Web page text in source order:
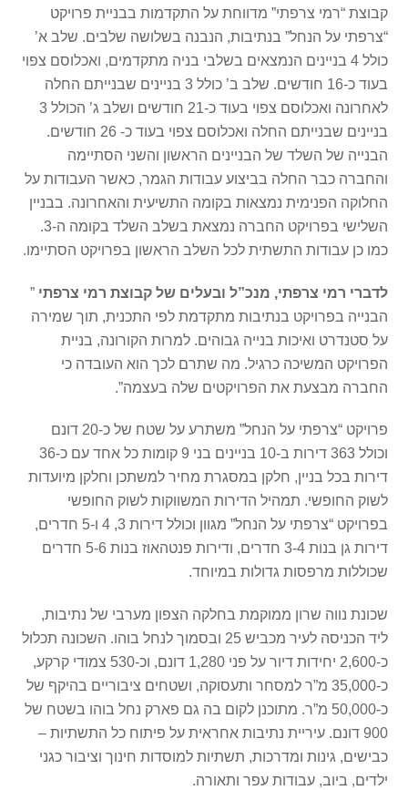
קבוצת “רמי צרפתי” מדווחת על התקדמות בבניית פרויקט
“צרפתי על הנחל” בנתיבות, הנבנה בשלושה שלבים. שלב א’
כולל 4 בניינים הנמצאים בשלבי בניה מתקדמים, ואכלוסם צפוי
בעוד כ-16 חודשים. שלב ב’ כולל 3 בניינים שבנייתם החלה
לאחרונה ואכלוסם צפוי בעוד כ-21 חודשים ושלב ג’ הכולל 3
בניינים שבנייתם החלה ואכלוסם צפוי בעוד כ- 26 חודשים.
הבנייה של השלד של הבניינים הראשון והשני הסתיימה
והחברה כבר החלה בביצוע עבודות הגמר, כאשר העבודות על
החלוקה הפנימית נמצאות בקומה התשיעית והאחרונה. בבניין
השלישי בפרויקט החברה נמצאת בשלב השלד בקומה ה-3.
כמו כן עבודות התשתית לכל השלב הראשון בפרויקט הסתיימו.
לדברי רמי צרפתי, מנכ”ל ובעלים של קבוצת רמי צרפתי ”
הבנייה בפרויקט בנתיבות מתקדמת לפי התכנית, תוך שמירה
על סטנדרט ואיכות בנייה גבוהים. למרות הקורונה, בניית
הפרויקט המשיכה כרגיל. מה שתרם לכך הוא העובדה כי
החברה מבצעת את הפרויקטים שלה בעצמה”.
פרויקט “צרפתי על הנחל” משתרע על שטח של כ-20 דונם
וכולל 363 דירות ב-10 בניינים בני 9 קומות כל אחד עם כ-36
דירות בכל בניין, חלקן במסגרת מחיר למשתכן וחלקן מיועדות
לשוק החופשי. תמהיל הדירות המשווקות לשוק החופשי
בפרויקט “צרפתי על הנחל” מגוון וכולל דירות 3, 4 ו-5 חדרים,
דירות גן בנות 3-4 חדרים, ודירות פנטהאוז בנות 5-6 חדרים
שכוללות מרפסות גדולות במיוחד.
שכונת נווה שרון ממוקמת בחלקה הצפון מערבי של נתיבות,
ליד הכניסה לעיר מכביש 25 ובסמוך לנחל בוהו. השכונה תכלול
כ-2,600 יחידות דיור על פני 1,280 דונם, וכ-530 צמודי קרקע,
כ-35,000 מ”ר למסחר ותעסוקה, ושטחים ציבוריים בהיקף של
כ-50,000 מ”ר. מתוכנן לקום בה גם פארק נחל בוהו בשטח של
900 דונם. עיריית נתיבות אחראית על פיתוח כל התשתיות –
כבישים, גינות ומדרכות, תשתיות למוסדות חינוך וציבור כגני
ילדים, ביוב, עבודות עפר ותאורה.